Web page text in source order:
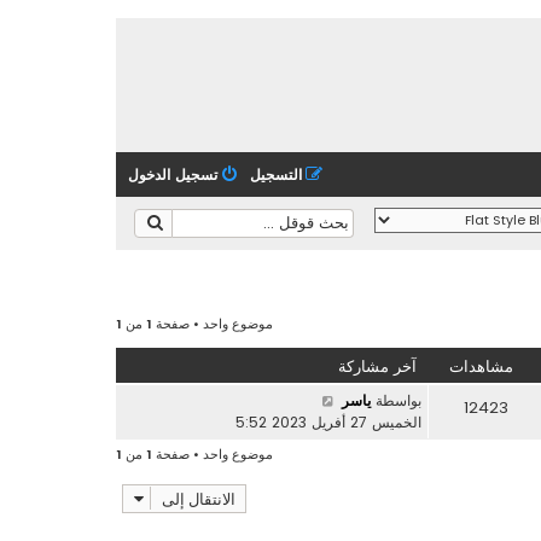
تسجيل الدخول التسجيل
موضوع واحد • صفحة 1 من 1
مشاهدات آخر مشاركة
12423 بواسطة ياسر
الخميس 27 أفريل 2023 5:52
موضوع واحد • صفحة 1 من 1
الانتقال إلى